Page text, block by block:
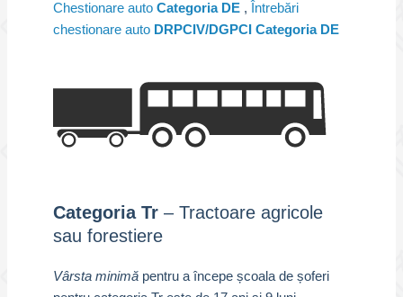
Chestionare auto Categoria DE,
Întrebări
chestionare auto DRPCIV/DGPCI Categoria DE
Categoria Tr– Tractoare agricole
sau forestiere
Vârsta minimă pentru a începe școala de șoferi